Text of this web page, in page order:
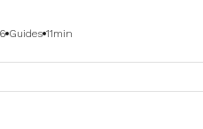
Guides 11min